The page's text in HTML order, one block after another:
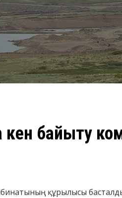
кен байыту
құрылысы